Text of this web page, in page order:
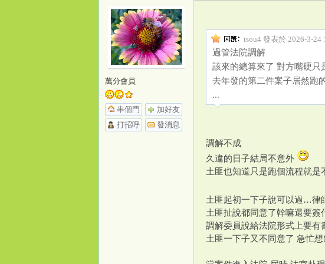
萬分會員
串個門
加好友
打招呼
發消息
tsou4 發表於 2026-3-24
過管法院調解
該來的總算來了 對方嘴硬只
去年發的第二件案子居然跑
...
調解不成
久違的日子結局不意外
土匪也知道只是跑個流程就是
土匪起初一下子說可以過…律
土匪扯說都同意了幹嘛還要簽
調解委員說給法院形式上要有
土匪一下子又不同意了 急忙